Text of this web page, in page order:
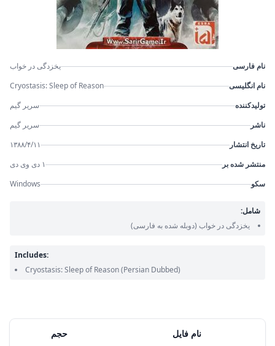
نام فایل حجم
نام فارسی
یخزدگی در خواب
نام انگلیسی
Cryostasis: Sleep of Reason
تولیدکننده
سریر گیم
ناشر
سریر گیم
تاریخ انتشار
۱۳۸۸/۴/۱۱
منتشر شده بر
۱ دی وی دی
سکو
Windows
شامل:
یخزدگی در خواب (دوبله شده به فارسی)
Includes:
Cryostasis: Sleep of Reason(Persian Dubbed)